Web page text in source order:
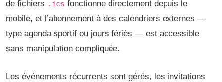
de fichiers .ics fonctionne directement depuis le
mobile, et l’abonnement à des calendriers externes —
type agenda sportif ou jours fériés — est accessible
sans manipulation compliquée.
Les événements récurrents sont gérés, les invitations